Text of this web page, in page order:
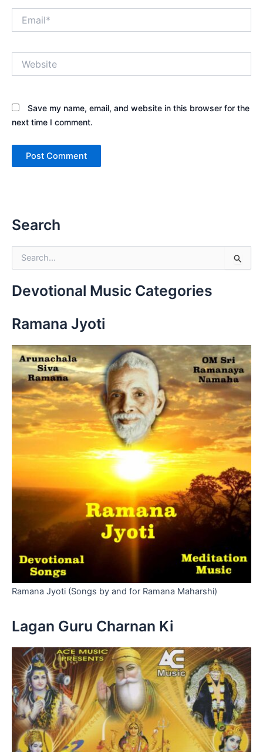
Save my name, email, and website in this browser for the
next time I comment.
Search
r
c
f
r
Devotional Music Categories
Ramana Jyoti
Ramana Jyoti (Songs by and for Ramana Maharshi)
Lagan Guru Charnan Ki